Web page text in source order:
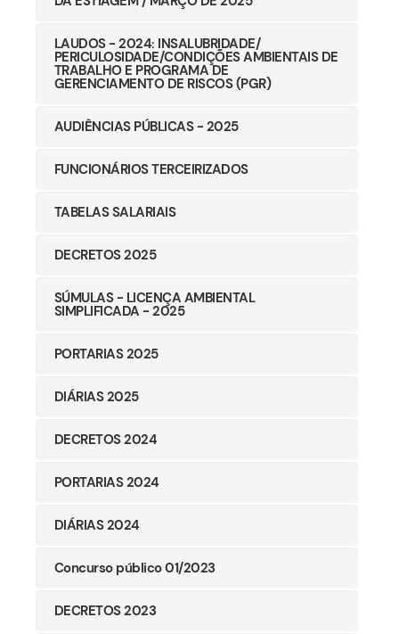
LAUDOS - 2024: INSALUBRIDADE/
PERICULOSIDADE/CONDIÇÕES AMBIENTAIS DE
TRABALHO E PROGRAMA DE
GERENCIAMENTO DE RISCOS (PGR)
AUDIÊNCIAS PÚBLICAS - 2025
FUNCIONÁRIOS TERCEIRIZADOS
TABELAS SALARIAIS
DECRETOS 2025
SÚMULAS - LICENÇA AMBIENTAL
SIMPLIFICADA - 2025
PORTARIAS 2025
DIÁRIAS 2025
DECRETOS 2024
PORTARIAS 2024
DIÁRIAS 2024
Concurso público 01/2023
DECRETOS 2023